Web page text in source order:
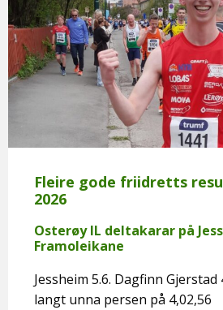
Fleire gode friidretts
2026
Osterøy IL deltakarar på
Framoleikane
Jessheim 5.6. Dagfinn
langt unna persen på 4,02,56